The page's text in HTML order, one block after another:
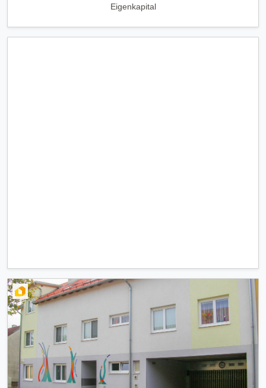
Eigenkapital